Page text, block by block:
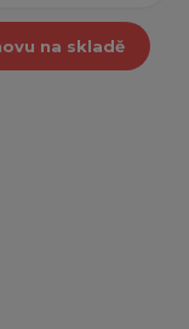
na skladě